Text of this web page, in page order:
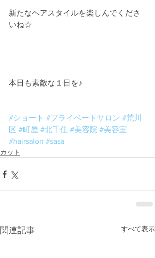
新たなヘアスタイルを楽しんでくださ
いね☆
本日も素敵な１日を♪
#ショート #プライベートサロン #荒川
区 #町屋 #北千住 #美容院 #美容室
#hairsalon #sasa
カット
関連記事 すべて表示